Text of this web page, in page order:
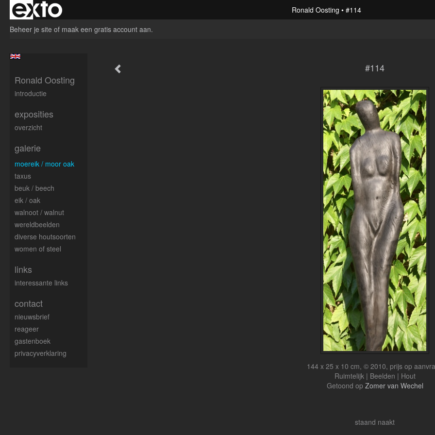
Ronald Oosting
#114
Beheer je site of maak een gratis account aan.
#114
144 x 25 x 10 cm, © 2010, prijs op
Ruimtelijk | Beelden | Hout
Getoond op Zomer van Wechel
staand naakt
Ronald Oosting
introductie
exposities
overzicht
galerie
moereik / moor oak
taxus
beuk / beech
eik / oak
walnoot / walnut
wereldbeelden
diverse houtsoorten
women of steel
links
interessante links
contact
nieuwsbrief
reageer
gastenboek
privacyverklaring